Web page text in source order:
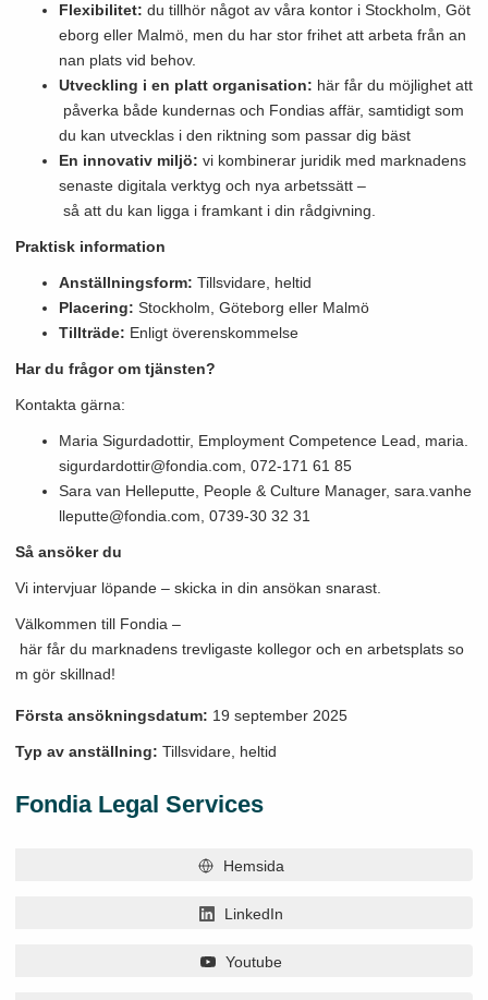
Flexibilitet: du tillhör något av våra kontor i Stockholm, Göt
eborg eller Malmö, men du har stor frihet att arbeta från an
nan plats vid behov.
Utveckling i en platt organisation: här får du möjlighet att
påverka både kundernas och Fondias affär, samtidigt som
du kan utvecklas i den riktning som passar dig bäst
En innovativ miljö: vi kombinerar juridik med marknadens
senaste digitala verktyg och nya arbetssätt –
så att du kan ligga i framkant i din rådgivning.
Praktisk information
Anställningsform: Tillsvidare, heltid
Placering: Stockholm, Göteborg eller Malmö
Tillträde: Enligt överenskommelse
Har du frågor om tjänsten?
Kontakta gärna:
Maria Sigurdadottir, Employment Competence Lead, maria.
sigurdardottir@fondia.com, 072-171 61 85
Sara van Helleputte, People & Culture Manager, sara.vanhe
lleputte@fondia.com, 0739-30 32 31
Så ansöker du
Vi intervjuar löpande – skicka in din ansökan snarast.
Välkommen till Fondia –
här får du marknadens trevligaste kollegor och en arbetsplats so
m gör skillnad!
Första ansökningsdatum: 19 september 2025
Typ av anställning: Tillsvidare, heltid
Fondia Legal Services
Hemsida
LinkedIn
Youtube